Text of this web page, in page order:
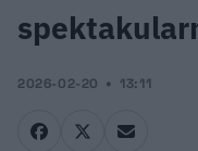
2026-02-20 13:11